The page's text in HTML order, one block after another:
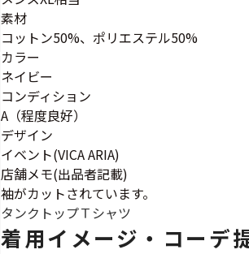
素材
コットン50%、ポリエステル50%
カラー
ネイビー
コンディション
A（程度良好）
デザイン
イベント(VICA ARIA)
店舗メモ(出品者記載)
袖がカットされています。
タンクトップＴシャツ
着用イメージ・コーデ